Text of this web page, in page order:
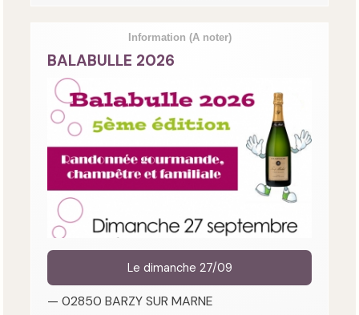
Information (A noter)
BALABULLE 2026
Le dimanche 27/09
— 02850 BARZY SUR MARNE